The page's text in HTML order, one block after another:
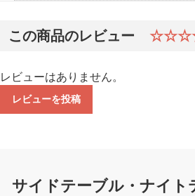
この商品のレビュー
レビューはありません。
レビューを投稿
サイドテーブル・ナイト